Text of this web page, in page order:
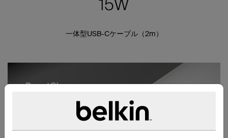
一体型USB-Cケーブル（2m）